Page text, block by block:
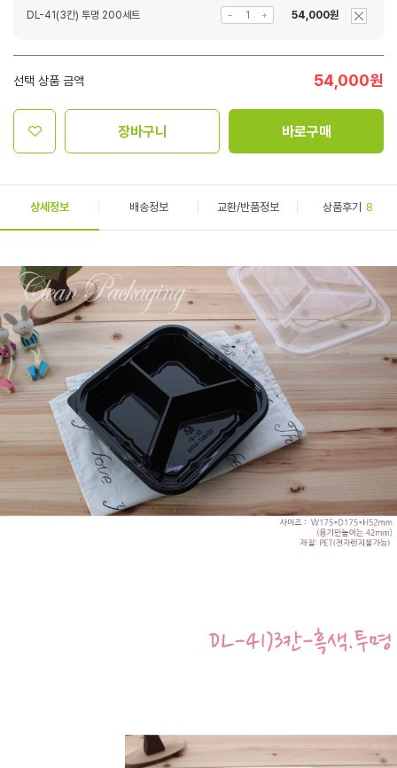
DL-41(3칸) 투명 200세트 54,000원
선택 상품 금액 54,000원
장바구니 바로구매
상세정보 배송정보 교환/반품정보 상품후기 8